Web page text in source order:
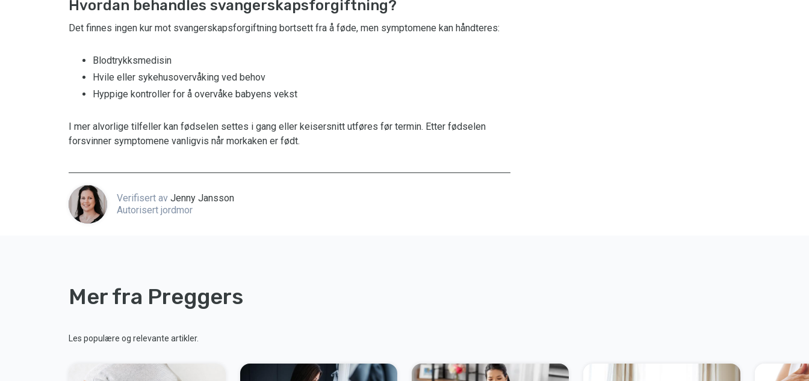
Hvordan behandles svangerskapsforgiftning?
Det finnes ingen kur mot svangerskapsforgiftning bortsett fra å føde, men symptomene kan håndteres:
Blodtrykksmedisin
Hvile eller sykehusovervåking ved behov
Hyppige kontroller for å overvåke babyens vekst
I mer alvorlige tilfeller kan fødselen settes i gang eller keisersnitt utføres før termin. Etter fødselen
forsvinner symptomene vanligvis når morkaken er født.
Verifisert av Jenny Jansson
Autorisert jordmor
Mer fra Preggers
Les populære og relevante artikler.